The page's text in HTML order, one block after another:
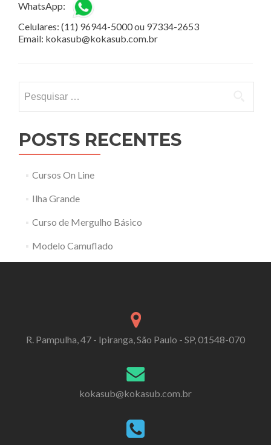
WhatsApp:
Celulares: (11) 96944-5000 ou 97334-2653
Email: kokasub@kokasub.com.br
por:
POSTS RECENTES
Cursos On Line
Ilha Grande
Curso de Mergulho Básico
Modelo Camuflado
R. Pampulha, 47 - Ipiranga, São Paulo - SP, 01548-070
kokasub@kokasub.com.br